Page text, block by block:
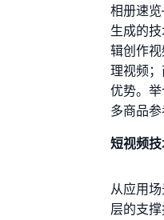
相册速
生成的
辑创作
理视频
优势。
多商品参
短视频
从应用
层的支